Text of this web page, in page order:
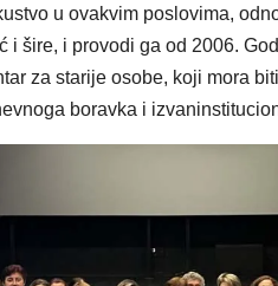
u ovakvim poslovima,
i šire, i provodi ga od 2006.
za starije osobe, koji mora
boravka i